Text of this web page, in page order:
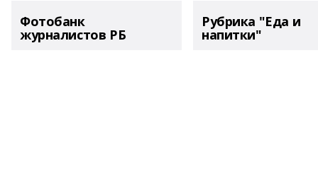
Фотобанк
журналистов РБ
Рубрика "Еда и
напитки"